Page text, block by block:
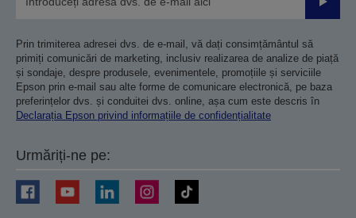
Prin trimiterea adresei dvs. de e-mail, vă dați consimțământul să
primiți comunicări de marketing, inclusiv realizarea de analize de piață
și sondaje, despre produsele, evenimentele, promoțiile și serviciile
Epson prin e-mail sau alte forme de comunicare electronică, pe baza
preferințelor dvs. și conduitei dvs. online, așa cum este descris în
Declarația Epson privind informațiile de confidențialitate
Urmăriți-ne pe: